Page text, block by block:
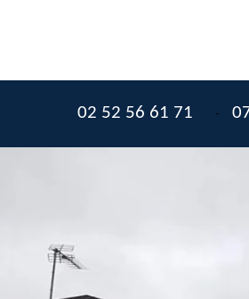
02 52 56 61 71 -